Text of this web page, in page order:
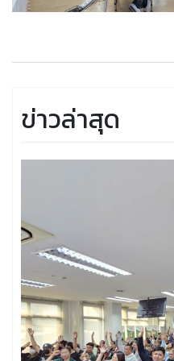
ข่าวล่าสุด